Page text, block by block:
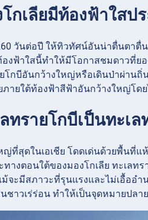
โกเลียมีท้องฟ้าใส
วันต่อปี ให้ทิวทัศน์อันน่าตื่นตา
ฟ้าใสนี้ทำให้มีโอกาสชมดาวที่ย
ยโกบีอันกว้างใหญ่หรือเดินป่าผ่า
ายใต้ท้องฟ้าสีฟ้าอันกว้างใหญ่โด
ทรายโกบีเป็นทะเ
ญ่ที่สุดในเอเชีย โดดเด่นด้วยพื้น
างตอนใต้ของมองโกเลีย ทะเล
ม้จะมีสภาวะที่รุนแรงและไม่เอื้ออ
าวเร่ร่อน ทำให้เป็นจุดหมายป